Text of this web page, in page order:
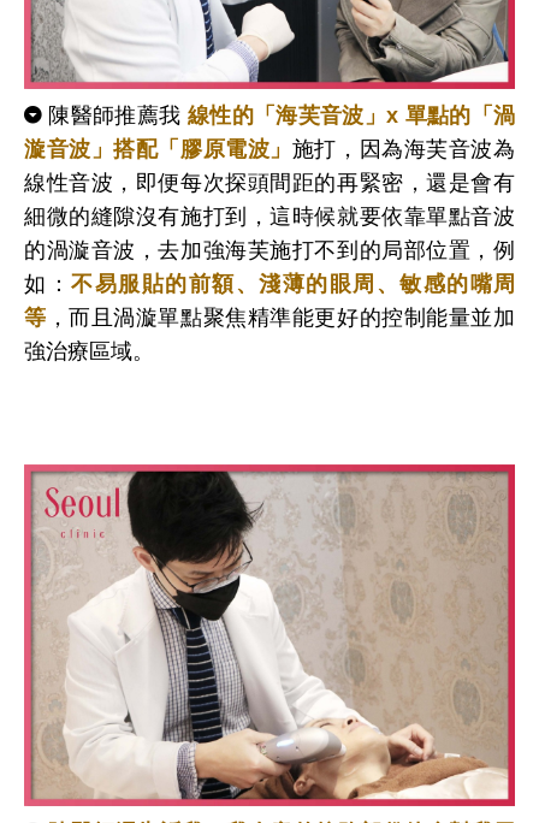
陳醫師推薦我 線性的「海芙音波」x 單點的「渦
漩音波」搭配「 膠原電波 」 施打，因為海芙音波為
線性音波，即便每次探頭間距的再緊密，還是會有
細微的縫隙沒有施打到，這時候就要依靠單點音波
的渦漩音波，去加強海芙施打不到的局部位置，例
如： 不易服貼的前額、淺薄的眼周、敏感的嘴周
等 ，而且渦漩單點聚焦精準能更好的控制能量並加
強治療區域。